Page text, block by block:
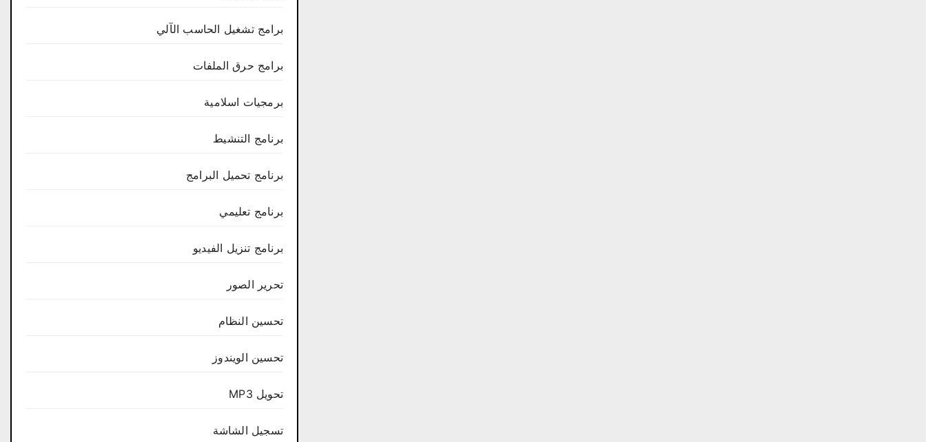
برامج تشغيل الحاسب الآلي
برامج حرق الملفات
برمجيات اسلامية
برنامج التنشيط
برنامج تحميل البرامج
برنامج تعليمي
برنامج تنزيل الفيديو
تحرير الصور
تحسين النظام
تحسين الويندوز
تحويل MP3
تسجيل الشاشة